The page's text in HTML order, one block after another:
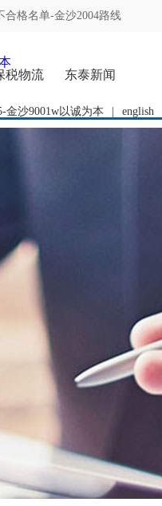
格名单-金沙2004路线
金沙9001w以诚为本 english
税物流 东泰新闻